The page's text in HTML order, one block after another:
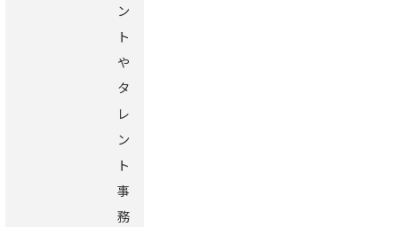
ン
ト
や
タ
レ
ン
ト
事
務